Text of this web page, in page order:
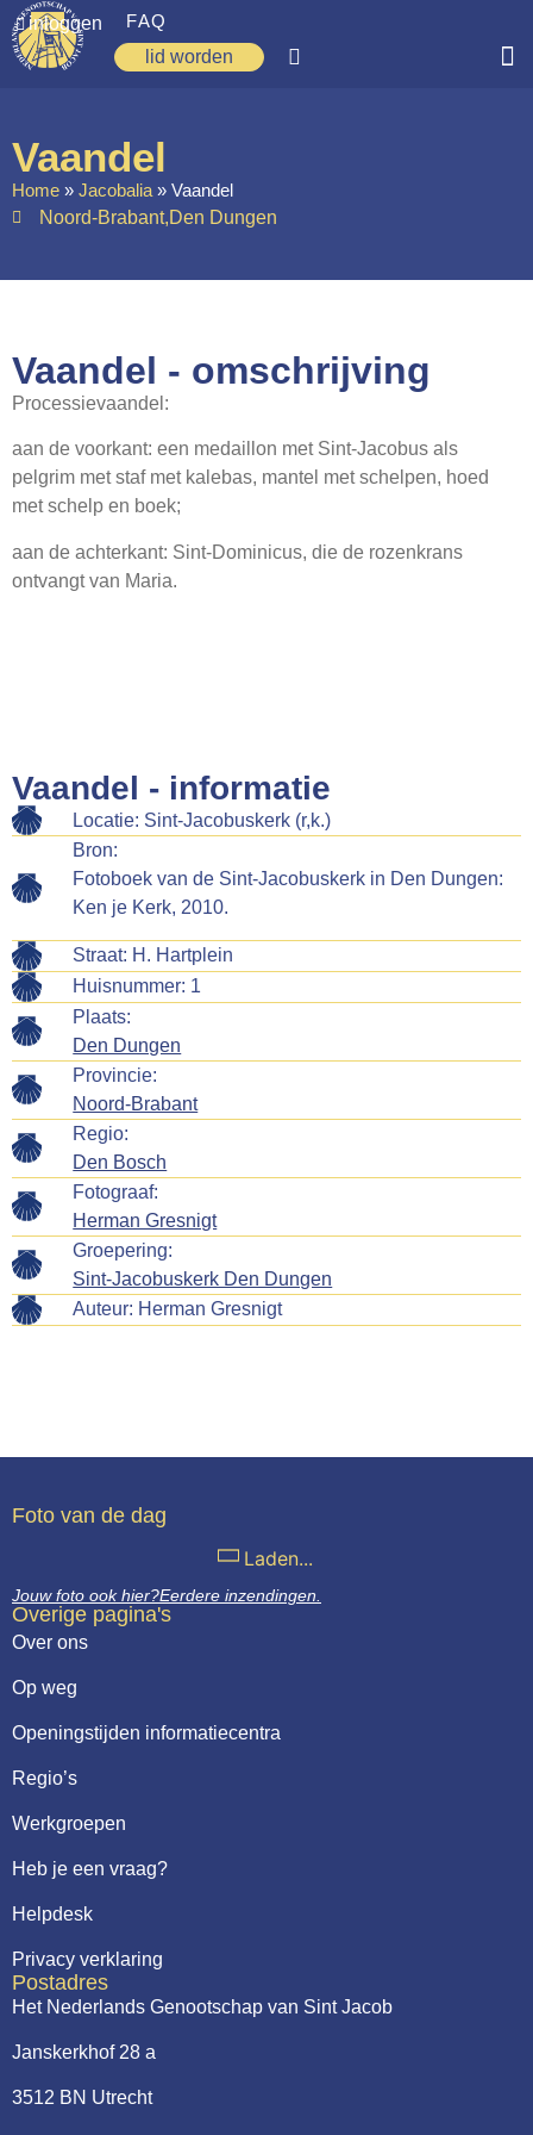
inloggen
FAQ
lid worden
Zoeken
Over ons
Ervaringen
Regio’s
Nieuws
Agenda
Webshop
Vaandel
Home » Jacobalia » Vaandel
Noord-Brabant,Den Dungen
Vaandel - omschrijving
Processievaandel:
aan de voorkant: een medaillon met Sint-Jacobus als
pelgrim met staf met kalebas, mantel met schelpen, hoed
met schelp en boek;
aan de achterkant: Sint-Dominicus, die de rozenkrans
ontvangt van Maria.
Vaandel - informatie
Locatie: Sint-Jacobuskerk (r,k.)
Bron:
Fotoboek van de Sint-Jacobuskerk in Den Dungen:
Ken je Kerk, 2010.
Straat: H. Hartplein
Huisnummer: 1
Plaats:
Den Dungen
Provincie:
Noord-Brabant
Regio:
Den Bosch
Fotograaf:
Herman Gresnigt
Groepering:
Sint-Jacobuskerk Den Dungen
Auteur: Herman Gresnigt
Foto van de dag
Laden...
Jouw foto ook hier?Eerdere inzendingen.
Overige pagina's
Over ons
Op weg
Openingstijden informatiecentra
Regio’s
Werkgroepen
Heb je een vraag?
Helpdesk
Privacy verklaring
Postadres
Het Nederlands Genootschap van Sint Jacob
Janskerkhof 28 a
3512 BN Utrecht